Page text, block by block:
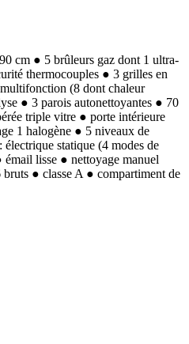
cm ● 5 brûleurs gaz dont 1 ultra-
thermocouples ● 3 grilles en
(8 dont chaleur
● 3 parois autonettoyantes ● 70
triple vitre ● porte intérieure
1 halogène ● 5 niveaux de
statique (4 modes de
lisse ● nettoyage manuel
● classe A ● compartiment de